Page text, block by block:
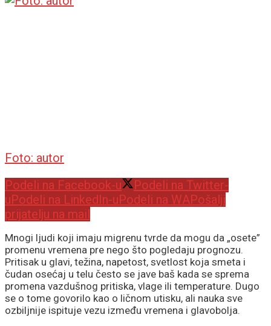
Foto: autor
Podeli na Facebook-u
Podeli na Twitter-
uPodeli na LinkedIn-uPodeli na WAPošalji
prijatelju na mail
Mnogi ljudi koji imaju migrenu tvrde da mogu da „osete”
promenu vremena pre nego što pogledaju prognozu.
Pritisak u glavi, težina, napetost, svetlost koja smeta i
čudan osećaj u telu često se jave baš kada se sprema
promena vazdušnog pritiska, vlage ili temperature. Dugo
se o tome govorilo kao o ličnom utisku, ali nauka sve
ozbiljnije ispituje vezu između vremena i glavobolja.